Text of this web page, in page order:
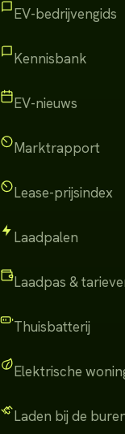
EV-bedrijvengids
Kennisbank
EV-nieuws
Marktrapport
Lease-prijsindex
Laadpalen
Laadpas &
Thuisbatterij
Elektrische
Laden bij de